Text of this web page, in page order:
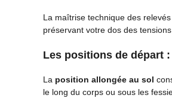
La maîtrise technique des
préservant votre dos des
Les positions de départ
La position allongée au sol
le long du corps ou sous les